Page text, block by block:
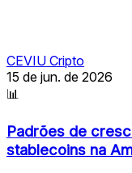
CEVIU Cripto
15 de jun. de 2026
📊
Padrões de
stablecoins na